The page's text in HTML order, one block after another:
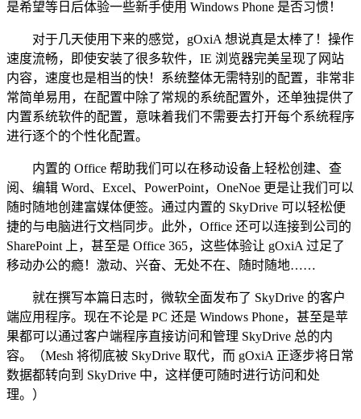
是希望等日后体验一些新手使用 Windows Phone 是否习惯！
对于几天使用下来的感觉，gOxiA 想说真是太棒了！操作
速度流畅，即使安装了很多软件，IE 浏览器完美呈现了网站
内容，速度也是相当的快！系统整体无需特别的配置，非常非
常简单易用，在配置中除了常规的系统配置外，还单独提供了
内置系统软件的配置，意味着我们不需要去打开每个系统程序
进行逐个的个性化配置。
内置的 Office 帮助我们可以在移动设备上轻松创建、查
阅、编辑 Word、Excel、PowerPoint，OneNoe 更是让我们可以
随时随地创建富媒体便签。通过内置的 SkyDrive 可以轻松便
捷的与电脑进行文档同步。此外，Office 还可以连接到公司的
SharePoint 上，甚至是 Office 365，这些体验让 gOxiA 过足了
移动办公的瘾！激动、兴奋、无处不在、随时随地……
就在撰写本篇日志时，微软全面发布了 SkyDrive 的客户
端应用程序。现在不论是 PC 还是 Windows Phone，甚至是苹
果都可以通过客户端程序直接访问和管理 SkyDrive 总的内
容。（Mesh 将彻底被 SkyDrive 取代，而 gOxiA 正逐步将日常
数据都转向到 SkyDrive 中，这样便可随时进行访问和处
理。）